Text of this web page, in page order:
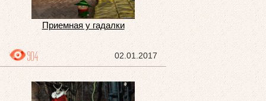
Приемная у гадалки
02.01.2017
904